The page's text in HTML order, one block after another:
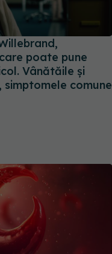
poate pune
Vânătăile și
simptomele comune